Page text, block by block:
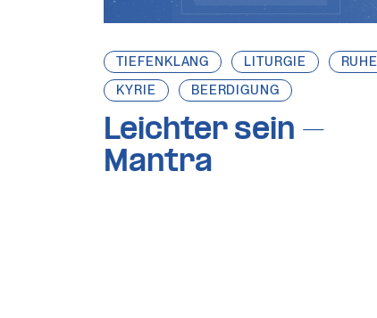
TIEFENKLANG LITURGIE
RUHE
KYRIE
BEERDIGUNG
Leichter sein –
Mantra